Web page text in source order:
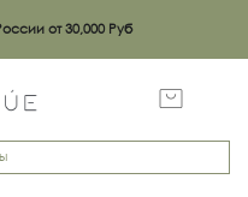
от 30,000 Руб